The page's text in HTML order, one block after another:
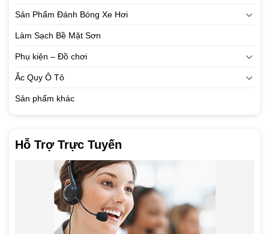
Sản Phẩm Đánh Bóng Xe Hơi
Làm Sạch Bề Mặt Sơn
Phụ kiện – Đồ chơi
Ắc Quy Ô Tô
Sản phẩm khác
Hỗ Trợ Trực Tuyến